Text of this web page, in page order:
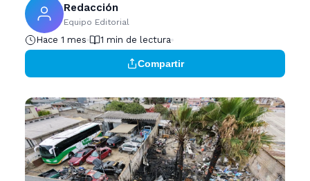
Redacción
Equipo Editorial
Hace 1 mes 1 min de lectura
Compartir